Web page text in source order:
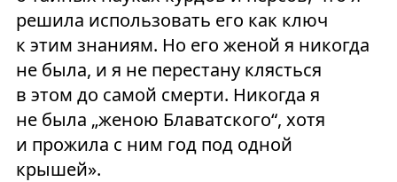
решила использовать его как ключ
к этим знаниям. Но его женой я никогда
не была, и я не перестану клясться
в этом до самой смерти. Никогда я
не была „женою Блаватского“, хотя
и прожила с ним год под одной
крышей».